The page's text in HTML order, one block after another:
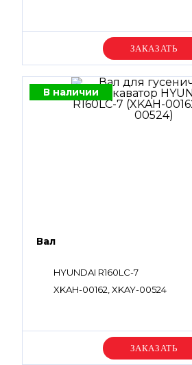
Уточняйте цену
В наличии
Вал
HYUNDAI R160LC-7
XKAH-00162, XKAY-00524
Уточняйте цену